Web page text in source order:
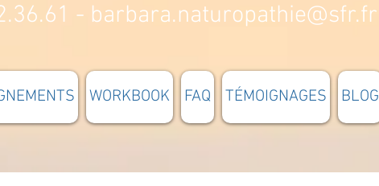
- barbara.naturopathie@sfr.fr
WORKBOOK FAQ TÉMOIGNAGES BLOG